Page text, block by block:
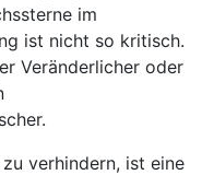
im
ist nicht so kritisch.
Veränderlicher oder
verhindern, ist eine